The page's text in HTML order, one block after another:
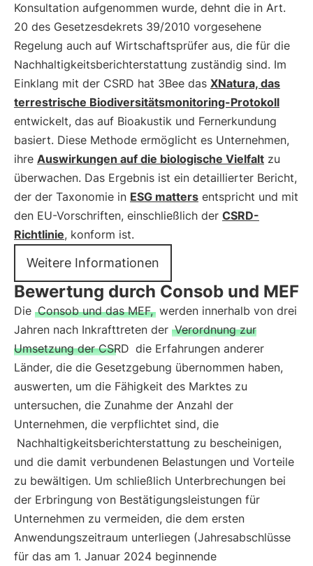
Konsultation aufgenommen wurde, dehnt die in Art.
20 des Gesetzesdekrets 39/2010 vorgesehene
Regelung auch auf Wirtschaftsprüfer aus, die für die
Nachhaltigkeitsberichterstattung zuständig sind. Im
Einklang mit der CSRD hat 3Bee das XNatura, das
terrestrische Biodiversitätsmonitoring-Protokoll
entwickelt, das auf Bioakustik und Fernerkundung
basiert. Diese Methode ermöglicht es Unternehmen,
ihre Auswirkungen auf die biologische Vielfalt zu
überwachen. Das Ergebnis ist ein detaillierter Bericht,
der der Taxonomie in ESG matters entspricht und mit
den EU-Vorschriften, einschließlich der CSRD-
Richtlinie, konform ist.
Weitere Informationen
Bewertung durch Consob und MEF
Die Consob und das MEF, werden innerhalb von drei
Jahren nach Inkrafttreten der Verordnung zur
Umsetzung der CSRD die Erfahrungen anderer
Länder, die die Gesetzgebung übernommen haben,
auswerten, um die Fähigkeit des Marktes zu
untersuchen, die Zunahme der Anzahl der
Unternehmen, die verpflichtet sind, die
Nachhaltigkeitsberichterstattung zu bescheinigen,
und die damit verbundenen Belastungen und Vorteile
zu bewältigen. Um schließlich Unterbrechungen bei
der Erbringung von Bestätigungsleistungen für
Unternehmen zu vermeiden, die dem ersten
Anwendungszeitraum unterliegen (Jahresabschlüsse
für das am 1. Januar 2024 beginnende